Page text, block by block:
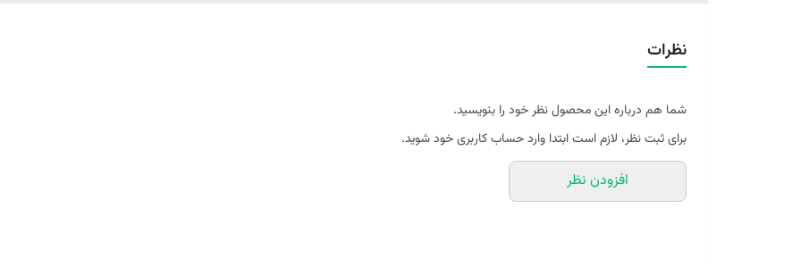
نظرات
شما هم درباره این محصول نظر خود را بنویسید.
برای ثبت نظر، لازم است ابتدا وارد حساب کاربری خود شوید.
افزودن نظر